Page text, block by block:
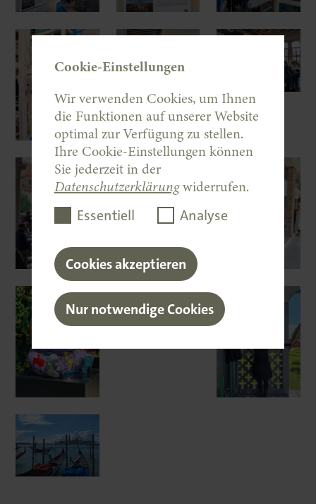
Cookie-Einstellungen
Wir verwenden Cookies, um Ihnen
die Funktionen auf unserer Website
optimal zur Verfügung zu stellen.
Ihre Cookie-Einstellungen können
Sie jederzeit in der
Datenschutzerklärungwiderrufen.
Essentiell Analyse
Cookies akzeptieren
Nur notwendige Cookies